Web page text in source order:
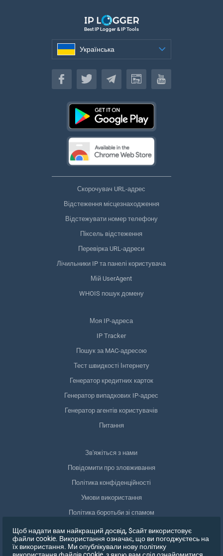
Best IP Logger & IP Tools
Українська
Українська
Скорочувач URL-адрес
Відстеження місцезнаходження
Відстежувати номер телефону
Піксель відстеження
Перевірка URL-адреси
Лічильники IP та панелі користувача
Мій UserAgent
WHOIS пошук домену
Моя IP-адреса
IP Tracker
Пошук за MAC-адресою
Тест швидкості Інтернету
Генератор кредитних карток
Генератор випадкових IP-адрес
Генератор агентів користувачів
Питання
Зв'яжіться з нами
Повідомити про зловживання
Політика конфіденційності
Умови використання
Політика боротьби зі спамом
Відповідність GDPR
Видалити мої дані
Щоб надати вам найкращий досвід, $сайт використовує
файли cookie. Використання означає, що ви погоджуєтесь на
їх використання. Ми опублікували нову політику